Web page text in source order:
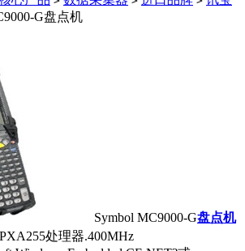
G盘点机
Symbol MC9000-G盘点机
处理器.400MHz